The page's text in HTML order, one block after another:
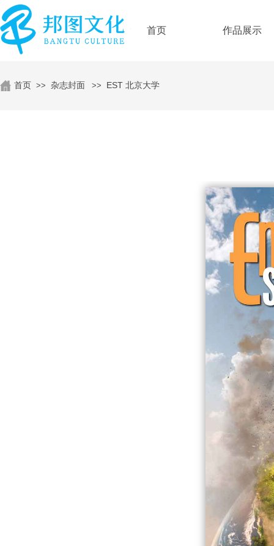
首页 >> 杂志封面 >> EST 北京大学
首页 作品展示